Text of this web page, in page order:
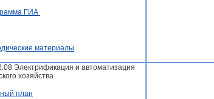
ГИА
материалы
Электрификация и автоматизация
хозяйства
план